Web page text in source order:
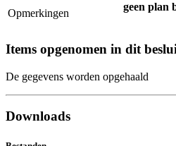
Opmerkingen
geen plan
Items opgenomen in dit
De gegevens worden opgehaald
Downloads